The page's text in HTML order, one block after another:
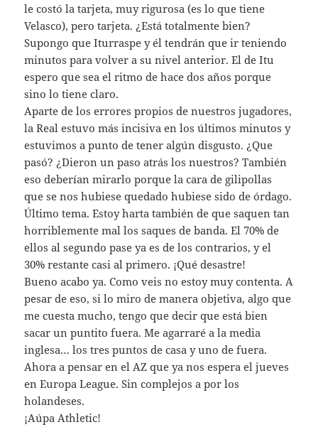
le costó la tarjeta, muy rigurosa (es lo que tiene
Velasco), pero tarjeta. ¿Está totalmente bien?
Supongo que Iturraspe y él tendrán que ir teniendo
minutos para volver a su nivel anterior. El de Itu
espero que sea el ritmo de hace dos años porque
sino lo tiene claro.
Aparte de los errores propios de nuestros jugadores,
la Real estuvo más incisiva en los últimos minutos y
estuvimos a punto de tener algún disgusto. ¿Que
pasó? ¿Dieron un paso atrás los nuestros? También
eso deberían mirarlo porque la cara de gilipollas
que se nos hubiese quedado hubiese sido de órdago.
Último tema. Estoy harta también de que saquen tan
horriblemente mal los saques de banda. El 70% de
ellos al segundo pase ya es de los contrarios, y el
30% restante casi al primero. ¡Qué desastre!
Bueno acabo ya. Como veis no estoy muy contenta. A
pesar de eso, si lo miro de manera objetiva, algo que
me cuesta mucho, tengo que decir que está bien
sacar un puntito fuera. Me agarraré a la media
inglesa… los tres puntos de casa y uno de fuera.
Ahora a pensar en el AZ que ya nos espera el jueves
en Europa League. Sin complejos a por los
holandeses.
¡Aúpa Athletic!